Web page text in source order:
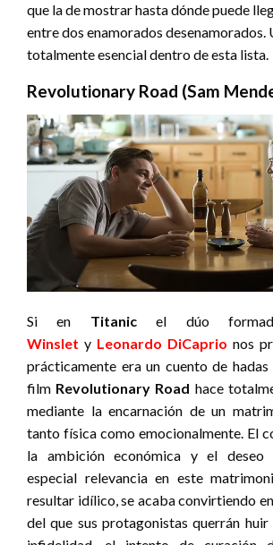
que la de mostrar hasta dónde puede
entre dos enamorados desenamorados.
totalmente esencial dentro de esta lista.
Revolutionary Road (Sam
Si en Titanicel dúo
Winslet y Leonardo DiCaprio nos
prácticamente era un cuento de
film Revolutionary Road hace
mediante la encarnación de un
tanto física como emocionalmente. El
la ambición económica y el deseo
especial relevancia en este
resultar idílico, se acaba convirtiendo
del que sus protagonistas querrán